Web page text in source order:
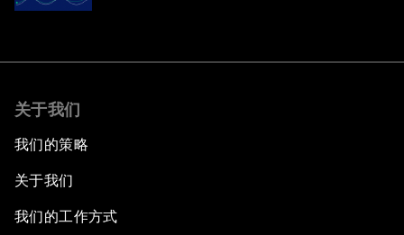
关于我们
我们的策略
关于我们
我们的工作方式